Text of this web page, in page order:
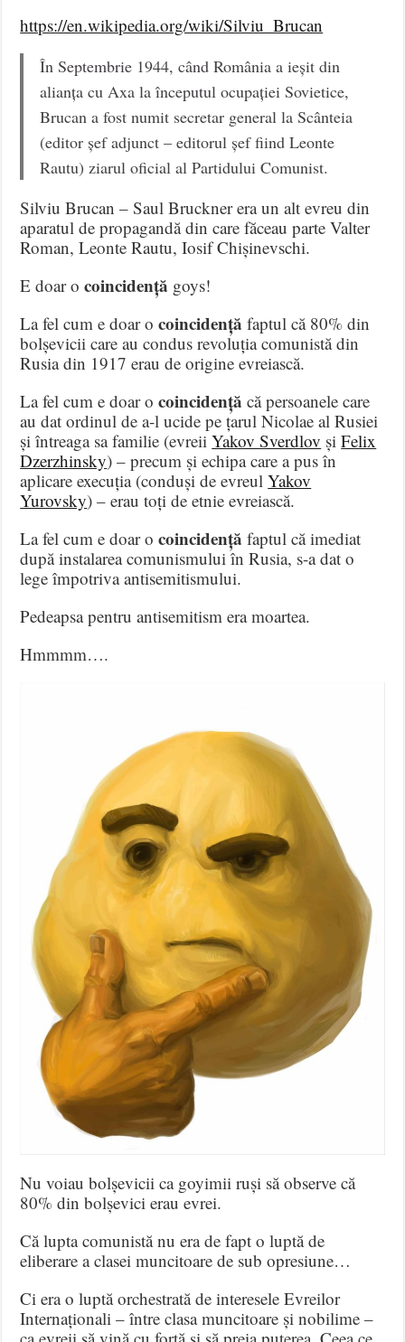
https://en.wikipedia.org/wiki/Silviu_Brucan
În Septembrie 1944, când România a ieșit din
alianța cu Axa la începutul ocupației Sovietice,
Brucan a fost numit secretar general la Scânteia
(editor șef adjunct – editorul șef fiind Leonte
Rautu) ziarul oficial al Partidului Comunist.
Silviu Brucan – Saul Bruckner era un alt evreu din
aparatul de propagandă din care făceau parte Valter
Roman, Leonte Rautu, Iosif Chișinevschi.
E doar ocoincidență goys!
La fel cum e doar ocoincidență faptul că 80% din
bolșevicii care au condus revoluția comunistă din
Rusia din 1917 erau de origine evreiască.
La fel cum e doar ocoincidență că persoanele care
au dat ordinul de a-l ucide pe țarul Nicolae al Rusiei
și întreaga sa familie (evreiiYakov Sverdlov șiFelix
Dzerzhinsky) – precum și echipa care a pus în
aplicare execuția (conduși de evreulYakov
Yurovsky) – erau toți de etnie evreiască.
La fel cum e doar ocoincidență faptul că imediat
după instalarea comunismului în Rusia, s-a dat o
lege împotriva antisemitismului.
Pedeapsa pentru antisemitism era moartea.
Hmmmm….
Nu voiau bolșevicii ca goyimii ruși să observe că
80% din bolșevici erau evrei.
Că lupta comunistă nu era de fapt o luptă de
eliberare a clasei muncitoare de sub opresiune…
Ci era o luptă orchestrată de interesele Evreilor
Internaționali – între clasa muncitoare și nobilime –